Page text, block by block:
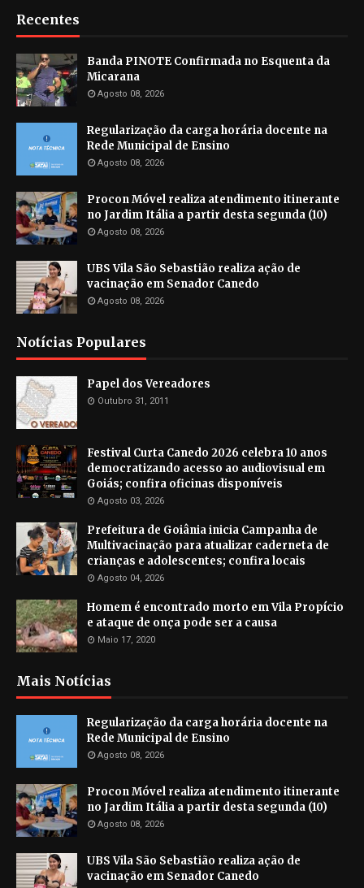
Recentes
Banda PINOTE Confirmada no Esquenta da
Micarana
Agosto 08, 2026
Regularização da carga horária docente na
Rede Municipal de Ensino
Agosto 08, 2026
Procon Móvel realiza atendimento itinerante
no Jardim Itália a partir desta segunda (10)
Agosto 08, 2026
UBS Vila São Sebastião realiza ação de
vacinação em Senador Canedo
Agosto 08, 2026
Notícias Populares
Papel dos Vereadores
Outubro 31, 2011
Festival Curta Canedo 2026 celebra 10 anos
democratizando acesso ao audiovisual em
Goiás; confira oficinas disponíveis
Agosto 03, 2026
Prefeitura de Goiânia inicia Campanha de
Multivacinação para atualizar caderneta de
crianças e adolescentes; confira locais
Agosto 04, 2026
Homem é encontrado morto em Vila Propício
e ataque de onça pode ser a causa
Maio 17, 2020
Mais Notícias
Regularização da carga horária docente na
Rede Municipal de Ensino
Agosto 08, 2026
Procon Móvel realiza atendimento itinerante
no Jardim Itália a partir desta segunda (10)
Agosto 08, 2026
UBS Vila São Sebastião realiza ação de
vacinação em Senador Canedo